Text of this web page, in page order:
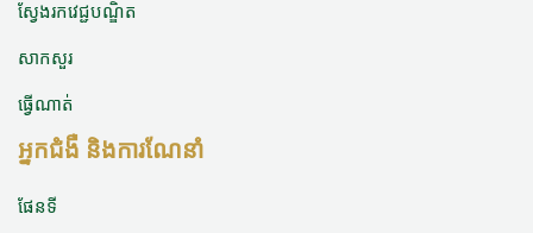
ស្វែងរកវេជ្ជបណ្ឌិត
សាកសួរ
ធ្វើណាត់
អ្នកជំងឺ និងការណែនាំ
ផែនទី